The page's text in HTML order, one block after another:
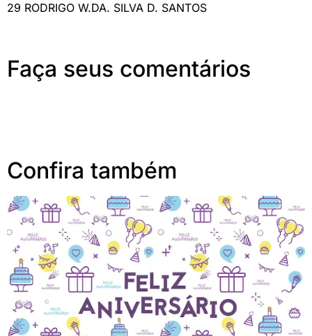
29 RODRIGO W.DA. SILVA D. SANTOS
Faça seus comentários
Confira também